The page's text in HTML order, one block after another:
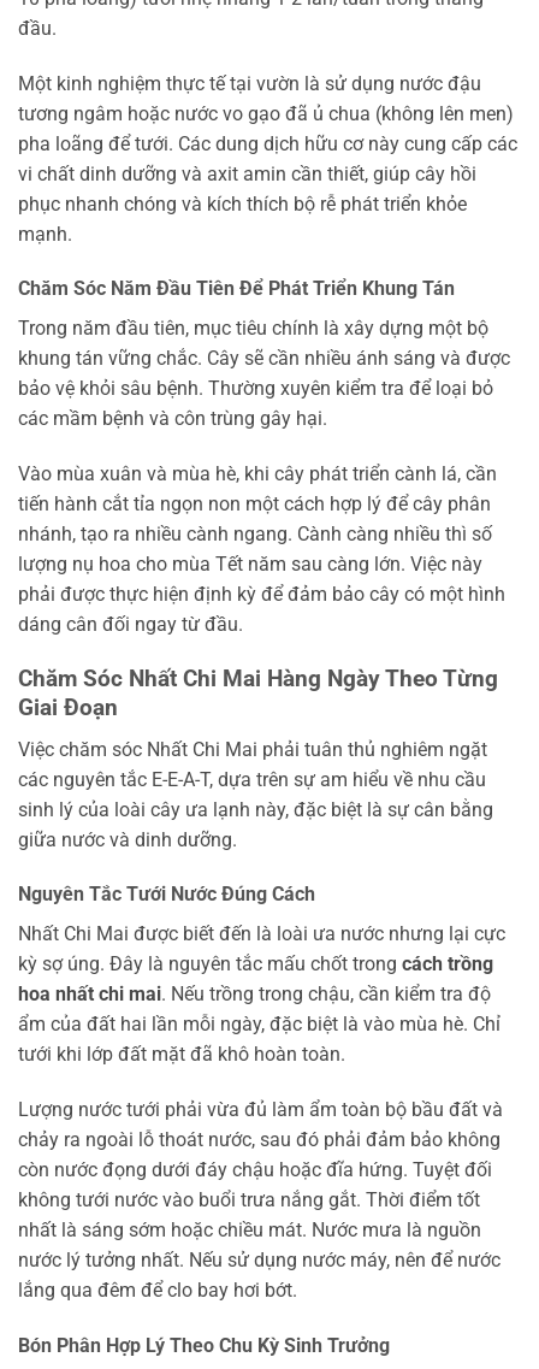
đầu.
Một kinh nghiệm thực tế tại vườn là sử dụng nước đậu
tương ngâm hoặc nước vo gạo đã ủ chua (không lên men)
pha loãng để tưới. Các dung dịch hữu cơ này cung cấp các
vi chất dinh dưỡng và axit amin cần thiết, giúp cây hồi
phục nhanh chóng và kích thích bộ rễ phát triển khỏe
mạnh.
Chăm Sóc Năm Đầu Tiên Để Phát Triển Khung Tán
Trong năm đầu tiên, mục tiêu chính là xây dựng một bộ
khung tán vững chắc. Cây sẽ cần nhiều ánh sáng và được
bảo vệ khỏi sâu bệnh. Thường xuyên kiểm tra để loại bỏ
các mầm bệnh và côn trùng gây hại.
Vào mùa xuân và mùa hè, khi cây phát triển cành lá, cần
tiến hành cắt tỉa ngọn non một cách hợp lý để cây phân
nhánh, tạo ra nhiều cành ngang. Cành càng nhiều thì số
lượng nụ hoa cho mùa Tết năm sau càng lớn. Việc này
phải được thực hiện định kỳ để đảm bảo cây có một hình
dáng cân đối ngay từ đầu.
Chăm Sóc Nhất Chi Mai Hàng Ngày Theo Từng
Giai Đoạn
Việc chăm sóc Nhất Chi Mai phải tuân thủ nghiêm ngặt
các nguyên tắc E-E-A-T, dựa trên sự am hiểu về nhu cầu
sinh lý của loài cây ưa lạnh này, đặc biệt là sự cân bằng
giữa nước và dinh dưỡng.
Nguyên Tắc Tưới Nước Đúng Cách
Nhất Chi Mai được biết đến là loài ưa nước nhưng lại cực
kỳ sợ úng. Đây là nguyên tắc mấu chốt trong cách trồng
hoa nhất chi mai. Nếu trồng trong chậu, cần kiểm tra độ
ẩm của đất hai lần mỗi ngày, đặc biệt là vào mùa hè. Chỉ
tưới khi lớp đất mặt đã khô hoàn toàn.
Lượng nước tưới phải vừa đủ làm ẩm toàn bộ bầu đất và
chảy ra ngoài lỗ thoát nước, sau đó phải đảm bảo không
còn nước đọng dưới đáy chậu hoặc đĩa hứng. Tuyệt đối
không tưới nước vào buổi trưa nắng gắt. Thời điểm tốt
nhất là sáng sớm hoặc chiều mát. Nước mưa là nguồn
nước lý tưởng nhất. Nếu sử dụng nước máy, nên để nước
lắng qua đêm để clo bay hơi bớt.
Bón Phân Hợp Lý Theo Chu Kỳ Sinh Trưởng